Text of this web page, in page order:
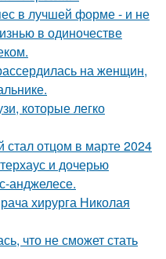
в лучшей форме - и не
в одиночестве
на женщин,
которые легко
стал отцом в марте 2024
и дочерью
анджелесе.
хирурга Николая
что не сможет стать